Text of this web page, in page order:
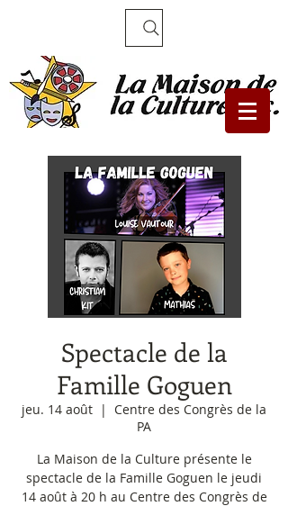
Spectacle de la
Famille Goguen
jeu. 14 août
  |
Centre des Congrès de la
PA
La Maison de la Culture présente le
spectacle de la Famille Goguen le jeudi
14 août à 20 h au Centre des Congrès de